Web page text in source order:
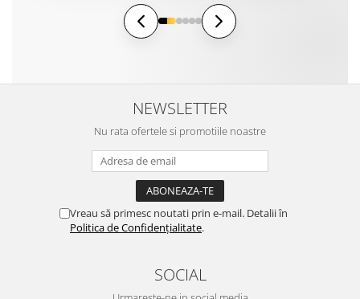
NEWSLETTER
Nu rata ofertele si promotiile noastre
Vreau să primesc noutati prin e-mail. Detalii în
Politica de Confidențialitate.
SOCIAL